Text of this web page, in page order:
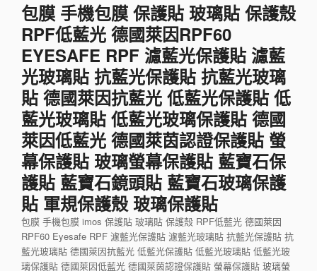
包膜 手機包膜 保護貼 玻璃貼 保護殼
RPF低藍光 德國萊因RPF60
EYESAFE RPF 濾藍光保護貼 濾藍
光玻璃貼 抗藍光保護貼 抗藍光玻璃
貼 德國萊因抗藍光 低藍光保護貼 低
藍光玻璃貼 低藍光玻璃保護貼 德國
萊因低藍光 德國萊茵認證保護貼 螢
幕保護貼 玻璃螢幕保護貼 藍寶石保
護貼 藍寶石鏡頭貼 藍寶石玻璃保護
貼 軍規保護殼 玻璃保護貼
包膜 手機包膜 imos 保護貼 玻璃貼 保護殼 RPF低藍光 德國萊因
RPF60 Eyesafe RPF 濾藍光保護貼 濾藍光玻璃貼 抗藍光保護貼 抗
藍光玻璃貼 德國萊因抗藍光 低藍光保護貼 低藍光玻璃貼 低藍光玻
璃保護貼 德國萊因低藍光 德國萊茵認證保護貼 螢幕保護貼 玻璃螢